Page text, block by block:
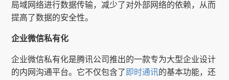
局域网络进行数据传输，减少了对外部网络的依赖，从而
提高了数据的安全性。
企业微信私有化
企业微信私有化是腾讯公司推出的一款专为大型企业设计
的内网沟通平台。它不仅包含了 即时通讯的基本功能，还